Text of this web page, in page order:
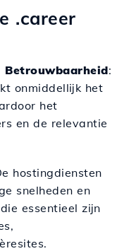
.career
:
onmiddellijk het
het
en de relevantie
hostingdiensten
snelheden en
essentieel zijn